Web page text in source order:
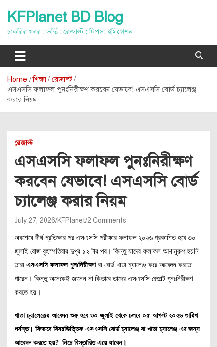
content
KFPlanet BD Blog
চাকরির খবর : ভর্তি : রেজাল্ট : টিপস: ইমিগ্রেশন
Home শিক্ষা
রেজাল্ট
এসএসসি ফলাফল পুনঃনিরীক্ষণ করবেন যেভাবে! এসএসসি বোর্ড চ্যালেঞ্জ
করার নিয়ম
রেজাল্ট
এসএসসি ফলাফল পুনঃনিরীক্ষণ
করবেন যেভাবে! এসএসসি বোর্ড
চ্যালেঞ্জ করার নিয়ম
July 27, 2026 KFPlanet 2 Comments
অবশেষে দীর্ঘ প্রতিক্ষার পর এসএসসি পরীক্ষার ফলাফল ২০২৬ প্রকাশিত হবে ৩০
জুলাই রোজ বৃহস্পতিবার দুপুর ১২ টার পর। কিন্তু যাদের ফলাফল আশানুরুপ হয়নি
তারা এসএসসি ফলাফল পুনঃনিরীক্ষণবা বোর্ড খাতা চ্যালেঞ্জ করে আবেদন করতে
পারেন। কিন্তু অনেকেই জানেন না কিভাবে তাদের এসএসসি রেজাল্ট পুনঃনিরীক্ষণ
করতে হয়।
খাতা চ্যালেঞ্জের আবেদন শুরু হবে ৩০ জুলাই থেকে চলবে ০৫ আগস্ট ২০২৬ তারিখ
পর্যন্ত। কিভাবে বিষয়ভিত্তিক এসএসসি বোর্ড চ্যালেঞ্জ বা খাতা চ্যালেঞ্জ এর জন্য
আবেদন করতে হয়? নিচে বিস্তারিত এয়ে যাবেন।